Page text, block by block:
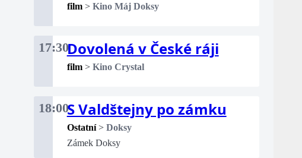
film > Kino Máj Doksy
17:30Dovolená v České ráji
film > Kino Crystal
18:00S Valdštejny po zámku
Ostatní > Doksy
Zámek Doksy